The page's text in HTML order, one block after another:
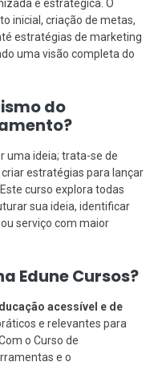
e estratégica. O
inicial, criação de metas,
estratégias de marketing
uma visão completa do
do
uma ideia; trata-se de
estratégias para lançar
curso explora todas
sua ideia, identificar
serviço com maior
Edune Cursos?
acessível e de
e relevantes para
o Curso de
e o